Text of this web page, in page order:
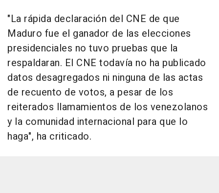
"La rápida declaración del CNE de que
Maduro fue el ganador de las elecciones
presidenciales no tuvo pruebas que la
respaldaran. El CNE todavía no ha publicado
datos desagregados ni ninguna de las actas
de recuento de votos, a pesar de los
reiterados llamamientos de los venezolanos
y la comunidad internacional para que lo
haga", ha criticado.